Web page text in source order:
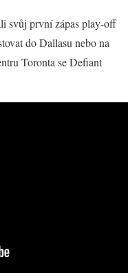
svůj první zápas play-off
do Dallasu nebo na
Toronta se Defiant